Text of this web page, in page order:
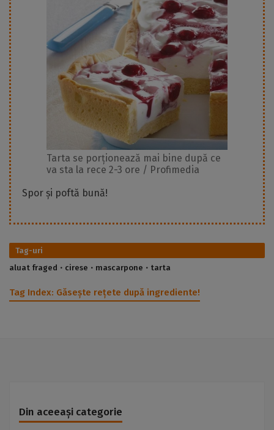
Tarta se porționează mai bine după ce
va sta la rece 2-3 ore / Profimedia
Spor și poftă bună!
Tag-uri
aluat fraged
cirese mascarpone tarta
Tag Index: Găsește rețete după ingrediente!
Din aceeași categorie